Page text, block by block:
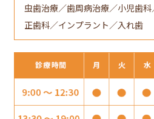
虫歯治療／歯周病治療／小児歯
正歯科／インプラント／入れ歯